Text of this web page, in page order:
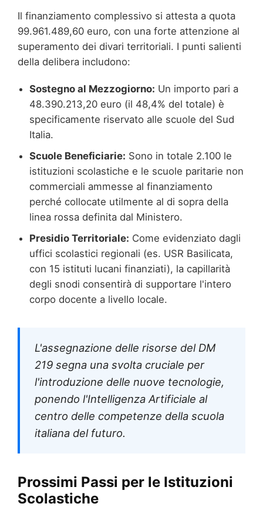
Il finanziamento complessivo si attesta a quota
99.961.489,60 euro, con una forte attenzione al
superamento dei divari territoriali. I punti salienti
della delibera includono:
Sostegno al Mezzogiorno: Un importo pari a
48.390.213,20 euro (il 48,4% del totale) è
specificamente riservato alle scuole del Sud
Italia.
Scuole Beneficiarie: Sono in totale 2.100 le
istituzioni scolastiche e le scuole paritarie non
commerciali ammesse al finanziamento
perché collocate utilmente al di sopra della
linea rossa definita dal Ministero.
Presidio Territoriale: Come evidenziato dagli
uffici scolastici regionali (es. USR Basilicata,
con 15 istituti lucani finanziati), la capillarità
degli snodi consentirà di supportare l'intero
corpo docente a livello locale.
L'assegnazione delle risorse del DM
219 segna una svolta cruciale per
l'introduzione delle nuove tecnologie,
ponendo l'Intelligenza Artificiale al
centro delle competenze della scuola
italiana del futuro.
Prossimi Passi per le Istituzioni
Scolastiche